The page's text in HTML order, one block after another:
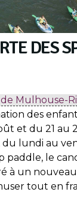
DES
Mulhouse-
des
et du 21 au
lundi au
le
à un
tout en